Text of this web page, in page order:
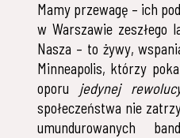
Mamy przewagę – ich
w Warszawie zeszłego
Nasza – to żywy,
Minneapolis, którzy
oporu jedynej
społeczeństwa nie
umundurowanych